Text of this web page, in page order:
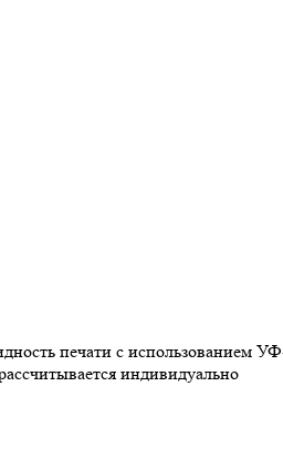
печати с использованием
индивидуально